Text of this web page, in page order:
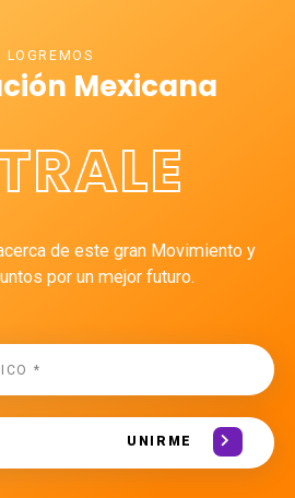
LOGREMOS
Mexicana
de este gran Movimiento y
por un mejor futuro.
UNIRME